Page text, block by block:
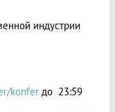
индустрии
konfer до 23:59